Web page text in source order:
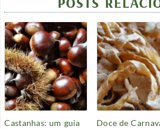
Castanhas: um guia
Doce de